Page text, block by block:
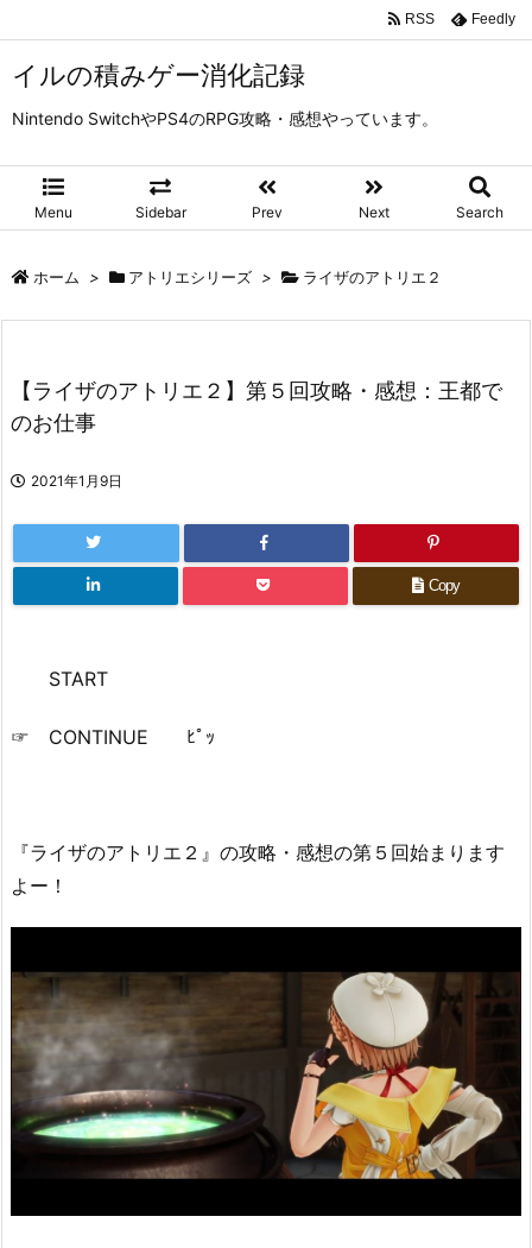
イルの積みゲー消化記録
Nintendo SwitchやPS4のRPG攻略・感想やっています。
Menu Sidebar Prev Next Search
RSS Feedly
ホーム > アトリエシリーズ > ライザのアトリエ２
【ライザのアトリエ２】第５回攻略・感想：王都で
のお仕事
2021年1月9日
Copy
START
☞ CONTINUE ﾋﾟｯ
『ライザのアトリエ２』の攻略・感想の第５回始まります
よー！